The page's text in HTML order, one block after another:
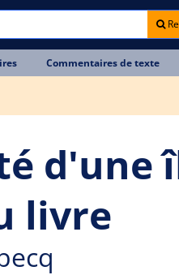
Commentaires de texte
d'une
livre